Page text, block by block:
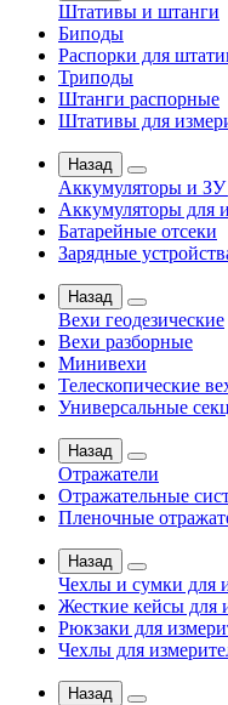
Штативы и штанги
Биподы
Распорки для
Триподы
Штанги распорные
Штативы для
Назад
Аккумуляторы и ЗУ
Аккумуляторы для
Батарейные отсеки
Зарядные
Назад
Вехи геодезические
Вехи разборные
Минивехи
Телескопические
Универсальные
Назад
Отражатели
Отражательные
Пленочные
Назад
Чехлы и сумки для
Жесткие кейсы для
Рюкзаки для
Чехлы для
Назад